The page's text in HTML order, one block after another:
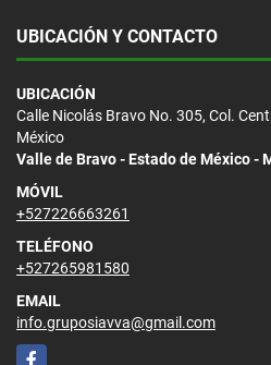
UBICACIÓN Y CONTACTO
UBICACIÓN
Calle Nicolás Bravo No. 305, Col.
México
Valle de Bravo - Estado de México -
MÓVIL
+527226663261
TELÉFONO
+527265981580
EMAIL
info.gruposiavva@gmail.com
Facebook